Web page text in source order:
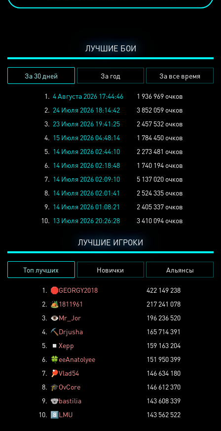
ЛУЧШИЕ БОИ
За 30 дней За год За все время
1. 4 Августа 2026 17:44:46
1 936 969 очков
2. 24 Июля 2026 18:14:42
3 852 059 очков
3. 23 Июля 2026 19:41:25
2 457 532 очков
4. 15 Июля 2026 04:48:14
1 784 450 очков
5. 14 Июля 2026 02:44:10
2 273 481 очков
6. 14 Июля 2026 02:18:48
1 740 194 очков
7. 14 Июля 2026 02:09:10
5 137 020 очков
8. 14 Июля 2026 02:01:41
2 524 335 очков
9. 14 Июля 2026 01:08:21
2 405 337 очков
10. 13 Июля 2026 20:26:28 3 410 094 очков
ЛУЧШИЕ ИГРОКИ
Топ лучших Новички Альянсы
1. 🛑GEORGY2018
422 149 238
2. 🏕️1811961
217 241 078
3. 👁️Mr_Jor
196 236 520
4. ⛏️ Drjusha
165 714 391
5.
◽ Xepp
159 163 204
6. 🍀eeAnatolyee
151 950 399
7.
🏓Vlad54
146 634 180
8. 🎓OvCore
146 612 370
9. 🐨bastilia
143 608 339
10. 8️⃣LMU 143 562 522